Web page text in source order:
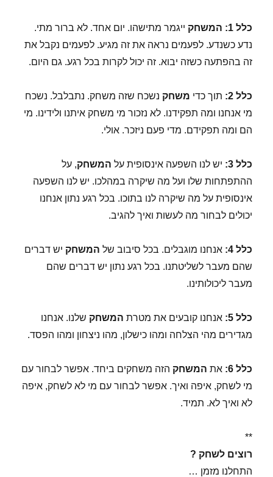
כלל 1: המשחק ייגמר מתישהו. יום אחד. לא ברור מתי.
נדע כשנדע. לפעמים נראה את זה מגיע. לפעמים נקבל את
זה בהפתעה כשזה יבוא. זה יכול לקרות בכל רגע. גם היום.
כלל 2: תוך כדי משחק נשכח שזה משחק. נתבלבל. נשכח
מי אנחנו ומה תפקידנו. לא נזכור מי משחק איתנו ולידינו. מי
הם ומה תפקידם. מדי פעם ניזכר. אולי.
כלל 3: יש לנו השפעה אינסופית על המשחק, על
ההתפתחות שלו ועל מה שיקרה במהלכו. יש לנו השפעה
אינסופית על מה שיקרה לנו בתוכו. בכל רגע נתון אנחנו
יכולים לבחור מה לעשות ואיך להגיב.
כלל 4: אנחנו מוגבלים. בכל סיבוב של המשחק יש דברים
שהם מעבר לשליטתנו. בכל רגע נתון יש דברים שהם
מעבר ליכולותינו.
כלל 5: אנחנו קובעים את מטרת המשחק שלנו. אנחנו
מגדירים מהי הצלחה ומהו כישלון, מהו ניצחון ומהו הפסד.
כלל 6: את המשחק הזה משחקים ביחד. אפשר לבחור עם
מי לשחק, איפה ואיך. אפשר לבחור עם מי לא לשחק, איפה
לא ואיך לא. תמיד.
**
רוצים לשחק ?
התחלנו מזמן …